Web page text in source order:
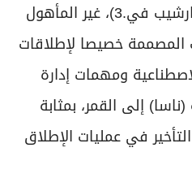
​في عمليات الإطلاق
لإيلون ماسك أشهرا
سلسلة من الإخفاقات
العام الماضي، وصولا إلى تصميم "في.3" الذي كان من